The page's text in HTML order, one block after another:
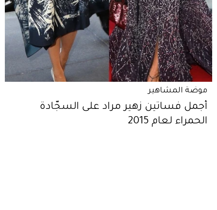
موضة المشاهير
أجمل فساتين زهير مراد على السجّادة
الحمراء لعام 2015